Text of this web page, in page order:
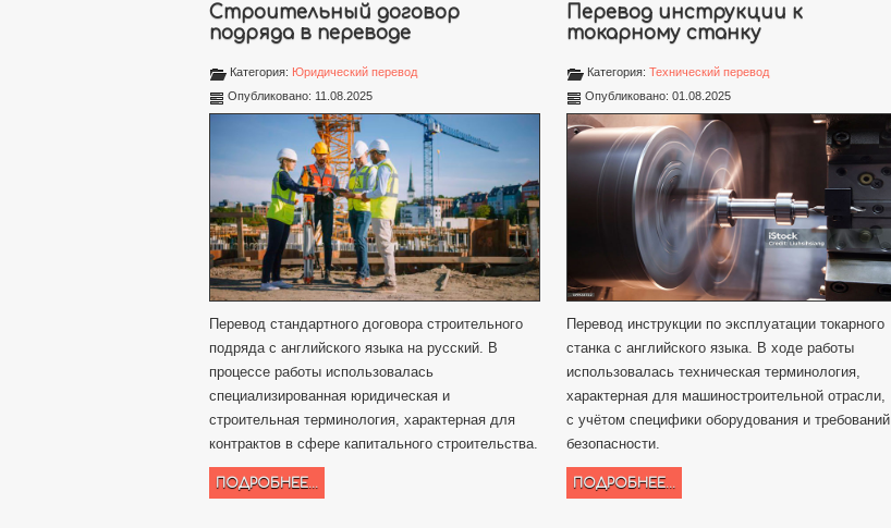
Строительный договор
подряда в переводе
Категория: Юридический перевод
Опубликовано: 11.08.2025
Перевод стандартного договора строительного
подряда с английского языка на русский. В
процессе работы использовалась
специализированная юридическая и
строительная терминология, характерная для
контрактов в сфере капитального строительства.
ПОДРОБНЕЕ...
Перевод инструкции к
токарному станку
Категория:Технический перевод
Опубликовано: 01.08.2025
Перевод инструкции по эксплуатации токарного
станка с английского языка. В ходе работы
использовалась техническая терминология,
характерная для машиностроительной отрасли,
с учётом специфики оборудования и требований
безопасности.
ПОДРОБНЕЕ...